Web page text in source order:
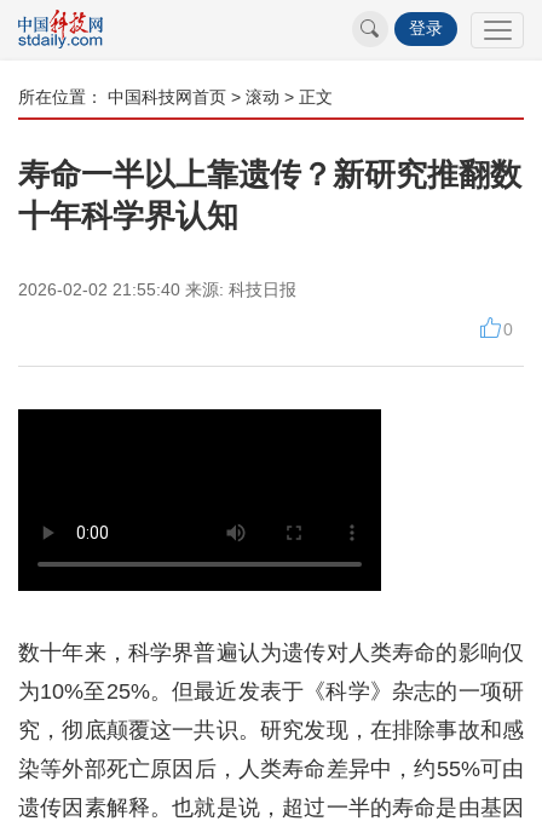
登录
所在位置： 中国科技网首页 > 滚动 > 正文
寿命一半以上靠遗传？新研究推翻数
十年科学界认知
2026-02-02 21:55:40 来源: 科技日报
0
数十年来，科学界普遍认为遗传对人类寿命的影响仅
为10%至25%。但最近发表于《科学》杂志的一项研
究，彻底颠覆这一共识。研究发现，在排除事故和感
染等外部死亡原因后，人类寿命差异中，约55%可由
遗传因素解释。也就是说，超过一半的寿命是由基因